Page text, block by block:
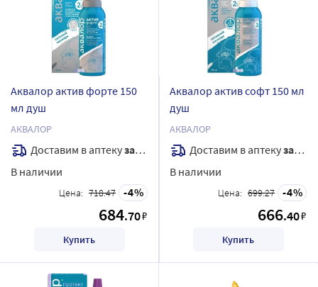
Аквалор актив форте 150
мл душ
АКВАЛОР
Доставим в аптекузавтра
В наличии
Цена: 718.47 4
684.70₽
Купить
Аквалор актив софт 150 мл
душ
АКВАЛОР
Доставим в аптекузавтра
В наличии
Цена: 699.27 4
666.40₽
Купить